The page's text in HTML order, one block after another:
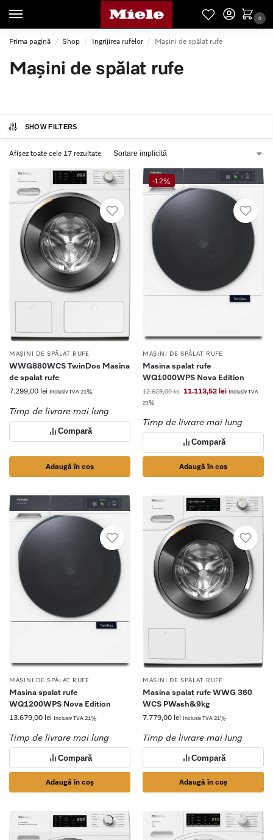
0
Prima pagină / Shop / Ingrijirea rufelor / Mașini de spălat rufe
Mașini de spălat rufe
SHOW FILTERS
Afișez toate cele 17 rezultate
MAȘINI DE SPĂLAT RUFE
WWG880WCS TwinDos Masina
de spalat rufe
7.299,00 lei Inclusiv TVA 21%
Timp de livrare mai lung
Compară
Adaugă în coș
-12%
MAȘINI DE SPĂLAT RUFE
Masina spalat rufe
WQ1000WPS Nova Edition
12.629,00lei 11.113,52 lei Inclusiv TVA
21%
Timp de livrare mai lung
Compară
Adaugă în coș
MAȘINI DE SPĂLAT RUFE
Masina spalat rufe
WQ1200WPS Nova Edition
13.679,00 lei Inclusiv TVA 21%
Timp de livrare mai lung
Compară
Adaugă în coș
MAȘINI DE SPĂLAT RUFE
Masina spalat rufe WWG 360
WCS PWash&9kg
7.779,00 lei Inclusiv TVA 21%
Timp de livrare mai lung
Compară
Adaugă în coș